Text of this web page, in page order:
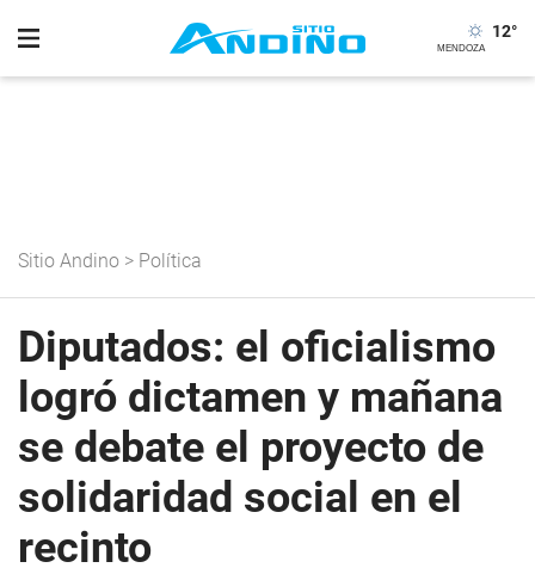
12°
Sitio Andino > Política
Diputados: el oficialismo
logró dictamen y mañana
se debate el proyecto de
solidaridad social en el
recinto